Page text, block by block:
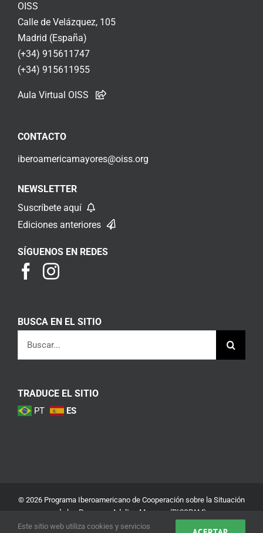
OISS
Calle de Velázquez, 105
Madrid (España)
(+34) 915611747
(+34) 915611955
Aula Virtual OISS
CONTACTO
iberoamericamayores@oiss.org
NEWSLETTER
Suscríbete aquí
Ediciones anteriores
SÍGUENOS EN REDES
BUSCA EN EL SITIO
TRADUCE EL SITIO
PT ES
© 2026 Programa Iberoamericano de Cooperación sobre la Situación
de las Personas Adultas Mayores (PICSPAM)
Este sitio web utiliza cookies y servicios